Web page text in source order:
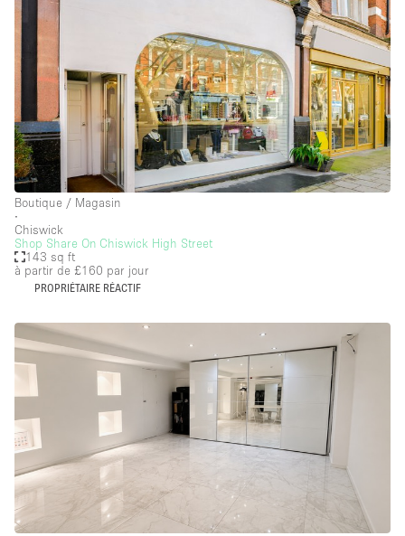
Boutique / Magasin
∙
Chiswick
Shop Share On Chiswick High Street
143 sq ft
à partir de £160 par jour
PROPRIÉTAIRE RÉACTIF